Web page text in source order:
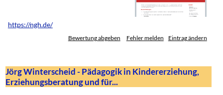
https://ngh.de/
Bewertung abgeben Fehler melden Eintrag ändern
Jörg Winterscheid - Pädagogik in Kindererziehung,
Erziehungsberatung und für...